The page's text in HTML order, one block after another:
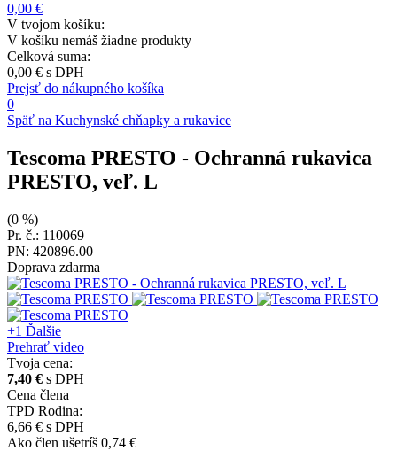
0,00 €
V tvojom košíku:
V košíku nemáš žiadne produkty
Celková suma:
0,00 € s DPH
Prejsť do nákupného košíka
0
Späť na Kuchynské chňapky a rukavice
Tescoma PRESTO - Ochranná rukavica
PRESTO, veľ. L
(0 %)
Pr. č.: 110069
PN: 420896.00
Doprava zdarma
+1 Ďalšie
Prehrať video
Tvoja cena:
7,40 € s DPH
Cena člena
TPD Rodina:
6,66 € s DPH
Ako člen ušetríš 0,74 €